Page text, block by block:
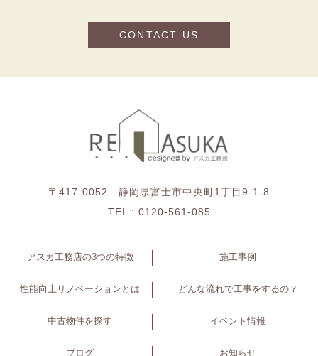
CONTACT US
〒417-0052 静岡県富士市中央町1丁目9-1-8
TEL : 0120-561-085
アスカ工務店の3つの特徴 施工事例
性能向上リノベーションとは どんな流れで工事をするの？
中古物件を探す イベント情報
ブログ お知らせ